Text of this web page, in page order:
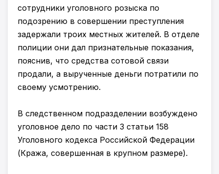
сотрудники уголовного розыска по
подозрению в совершении преступления
задержали троих местных жителей. В отделе
полиции они дал признательные показания,
пояснив, что средства сотовой связи
продали, а вырученные деньги потратили по
своему усмотрению.
В следственном подразделении возбуждено
уголовное дело по части 3 статьи 158
Уголовного кодекса Российской Федерации
(Кража, совершенная в крупном размере).